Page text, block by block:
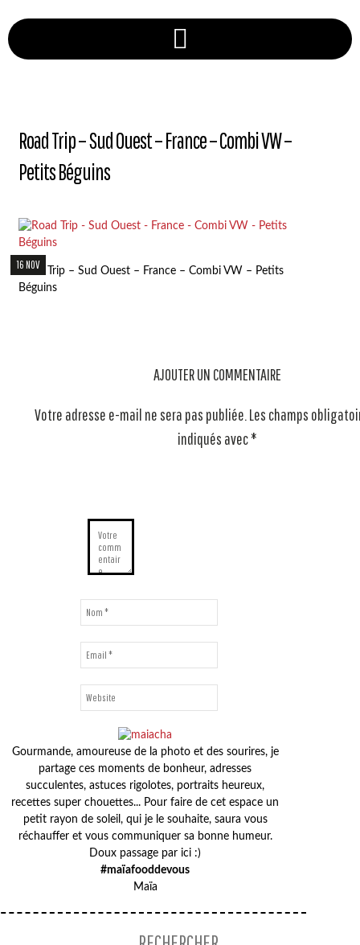
Road Trip – Sud Ouest – France – Combi VW –
Petits Béguins
16 NOV
Road Trip – Sud Ouest – France – Combi VW – Petits
Béguins
AJOUTER UN COMMENTAIRE
Votre adresse e-mail ne sera pas publiée.Les champs
indiqués avec*
Gourmande, amoureuse de la photo et des sourires, je
partage ces moments de bonheur, adresses
succulentes, astuces rigolotes, portraits heureux,
recettes super chouettes... Pour faire de cet espace un
petit rayon de soleil, qui je le souhaite, saura vous
réchauffer et vous communiquer sa bonne humeur.
Doux passage par ici :)
#maïafooddevous
Maïa